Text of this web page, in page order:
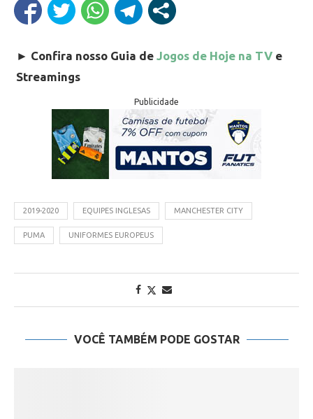
► Confira nosso Guia de Jogos de Hoje na TV e
Streamings
Publicidade
2019-2020 EQUIPES INGLESAS MANCHESTER CITY
PUMA UNIFORMES EUROPEUS
VOCÊ TAMBÉM PODE GOSTAR